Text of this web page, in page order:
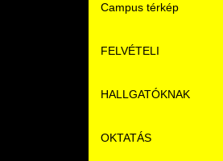
Campus térkép
FELVÉTELI
Pontozási rendszer
Felvetteknek
HALLGATÓKNAK
Képzéseink
OKTATÁS